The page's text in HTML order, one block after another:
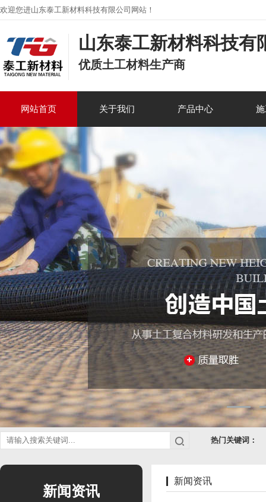
欢迎您进山东泰工新材料科技有限公司网站！
山东泰工新材料科技有
优质土工材料生产商
网站首页 关于我们 产品中心
热门关键词：
新闻资讯
新闻资讯